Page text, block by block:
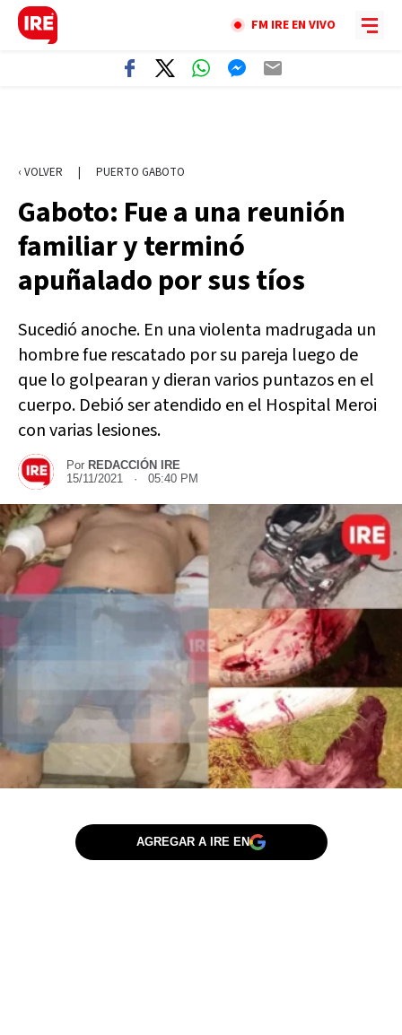
FM IRE EN VIVO
‹ VOLVER | PUERTO GABOTO
Gaboto: Fue a una reunión
familiar y terminó
apuñalado por sus tíos
Sucedió anoche. En una violenta madrugada un
hombre fue rescatado por su pareja luego de
que lo golpearan y dieran varios puntazos en el
cuerpo. Debió ser atendido en el Hospital Meroi
con varias lesiones.
Por REDACCIÓN IRE
15/11/2021 · 05:40 PM
AGREGAR A IRE EN